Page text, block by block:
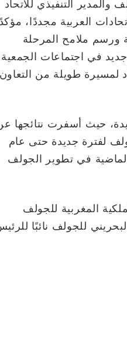
التنفيذي للاتحاد
العربية مجددًا،
ورسم ملامح المرحلة
في اجتماعات الجمعية
لمسيرة طويلة من
حيث أسفرت نتائجها
لفترة جديدة حتى عام
الماضية في تطوير الجولف
المغربية للجولف
للجولف نائبًا